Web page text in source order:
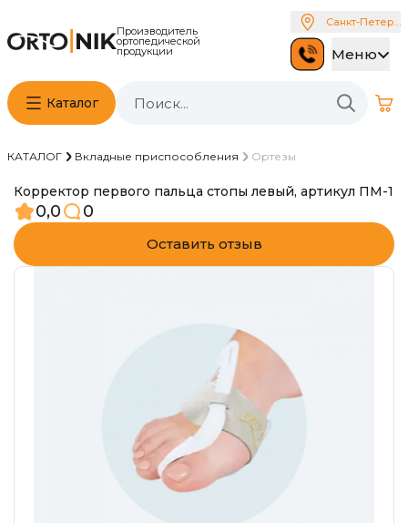
Производитель
ортопедической
продукции
Санкт-
Меню
Каталог
КАТАЛОГ Вкладные приспособления Ортезы
Корректор первого пальца стопы левый, артикул ПМ-1
0,0 0
Оставить отзыв